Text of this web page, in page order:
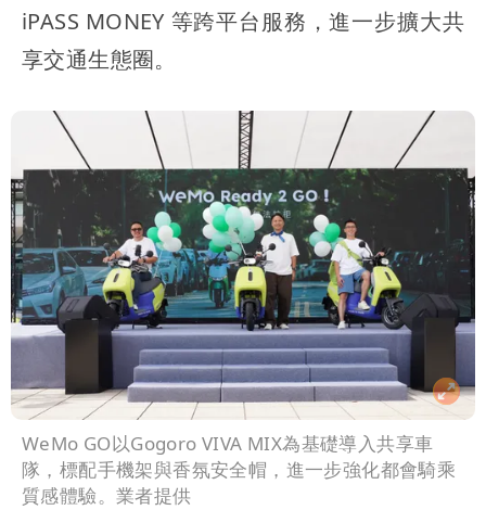
iPASS MONEY 等跨平台服務，進一步擴大共
享交通生態圈。
WeMo GO以Gogoro VIVA MIX為基礎導入共享車
隊，標配手機架與香氛安全帽，進一步強化都會騎乘
質感體驗。業者提供